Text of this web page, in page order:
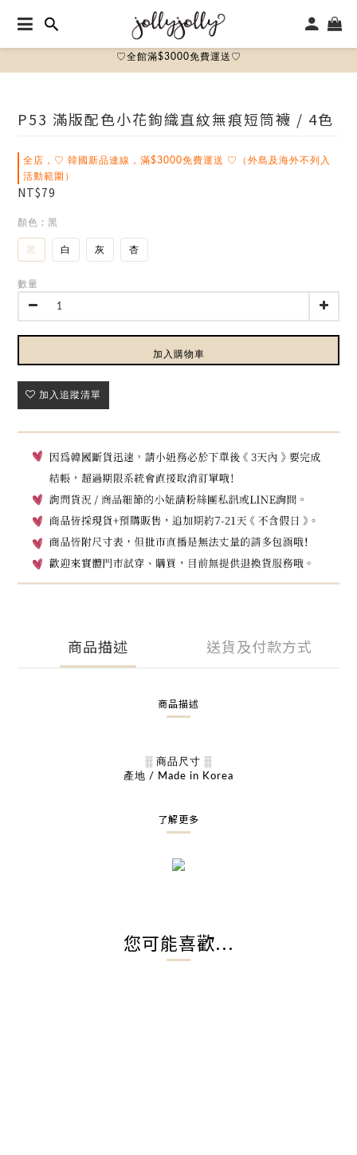
♡全館滿$3000免費運送♡
P53 滿版配色小花鉤織直紋無痕短筒襪 / 4色
全店，♡ 韓國新品連線，滿$3000免費運送 ♡（外島及海外不列入
活動範圍）
NT$79
顏色 : 黑
黑 白 灰 杏
數量
加入購物車
加入追蹤清單
商品描述 送貨及付款方式
商品描述
░ 商品尺寸 ░
產地 / Made in Korea
了解更多
您可能喜歡...